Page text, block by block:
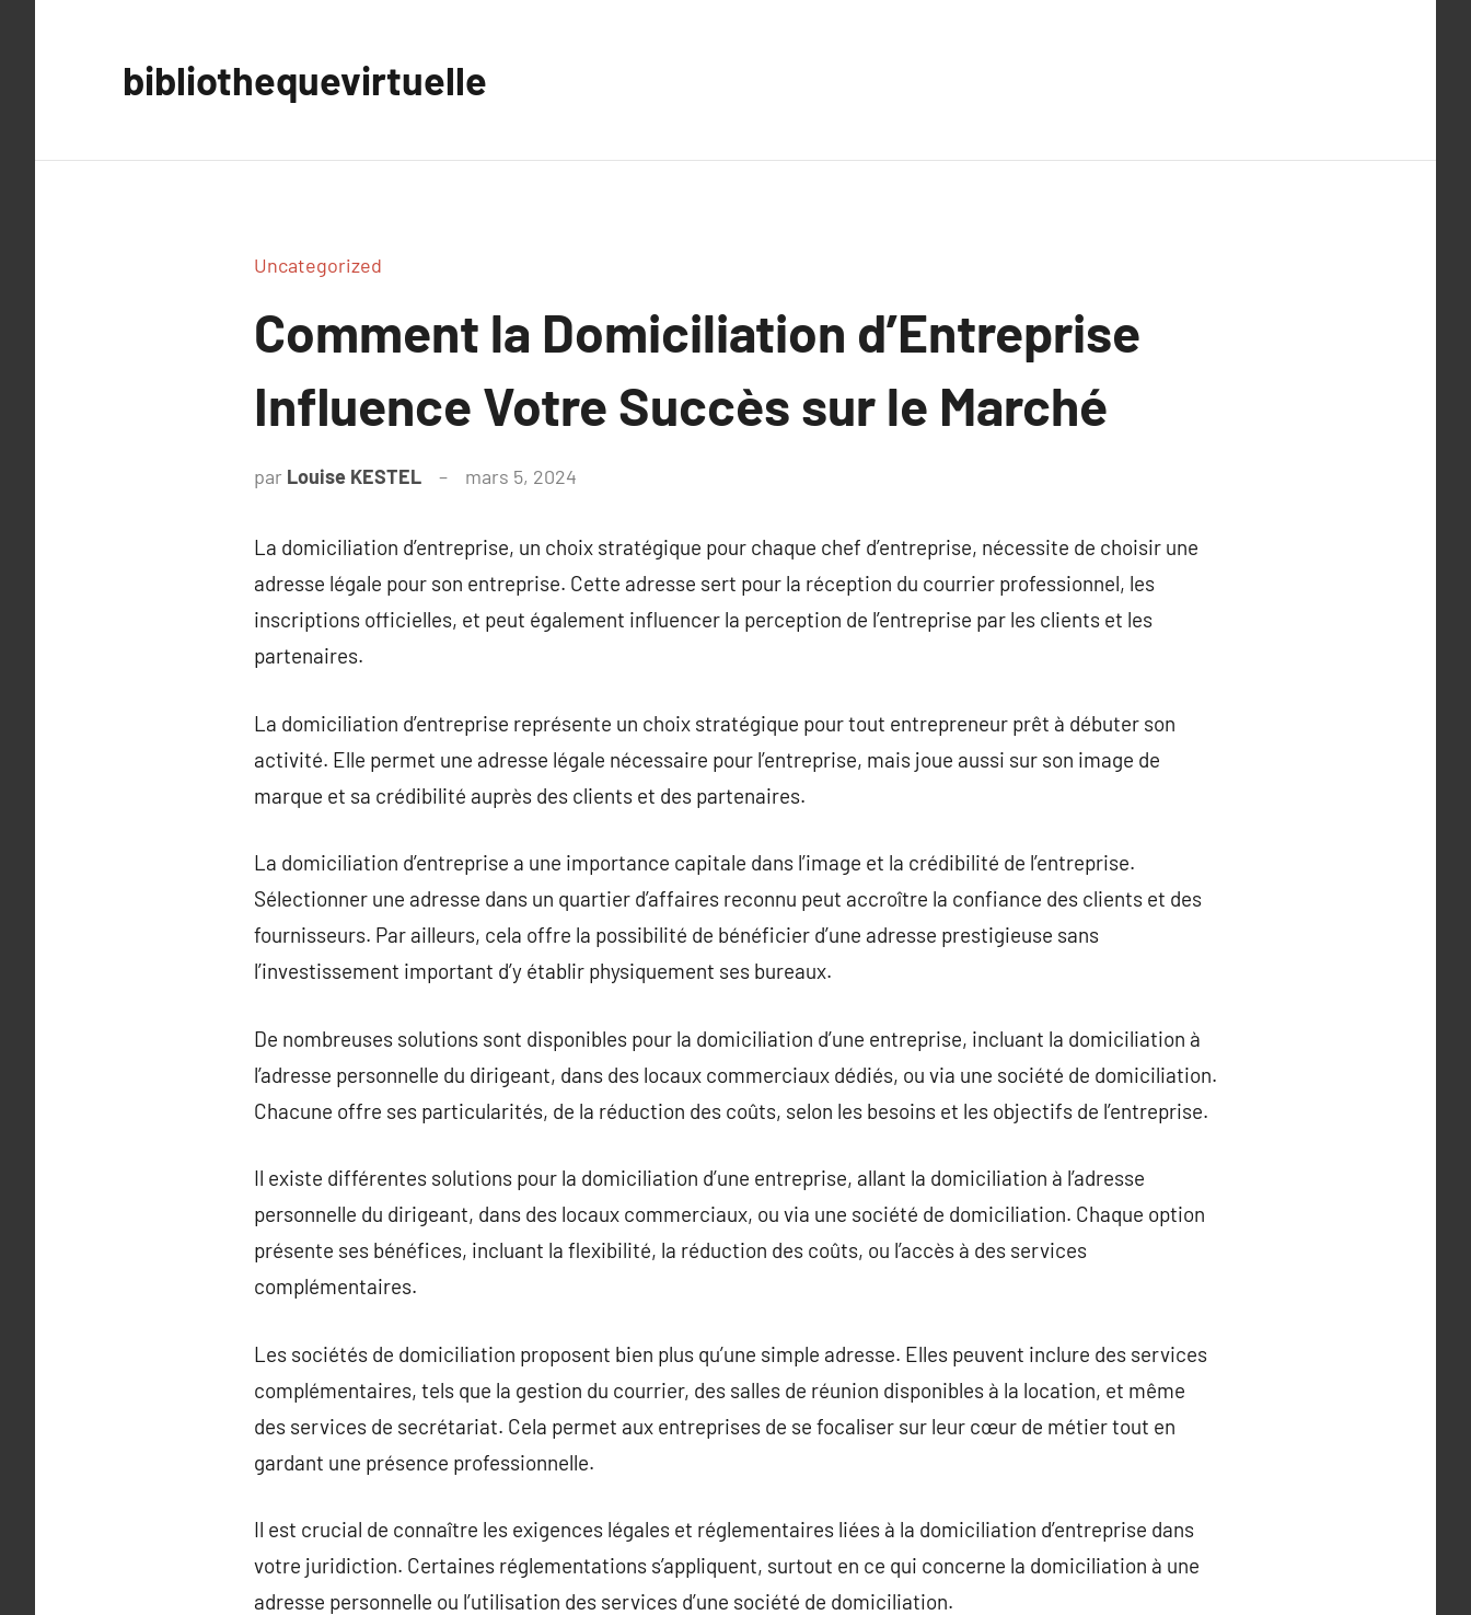
bibliothequevirtuelle
Uncategorized
Comment la Domiciliation d’Entreprise
Influence Votre Succès sur le Marché
par Louise KESTEL mars 5, 2024
La domiciliation d’entreprise, un choix stratégique pour chaque chef d’entreprise, nécessite de choisir une
adresse légale pour son entreprise. Cette adresse sert pour la réception du courrier professionnel, les
inscriptions officielles, et peut également influencer la perception de l’entreprise par les clients et les
partenaires.
La domiciliation d’entreprise représente un choix stratégique pour tout entrepreneur prêt à débuter son
activité. Elle permet une adresse légale nécessaire pour l’entreprise, mais joue aussi sur son image de
marque et sa crédibilité auprès des clients et des partenaires.
La domiciliation d’entreprise a une importance capitale dans l’image et la crédibilité de l’entreprise.
Sélectionner une adresse dans un quartier d’affaires reconnu peut accroître la confiance des clients et des
fournisseurs. Par ailleurs, cela offre la possibilité de bénéficier d’une adresse prestigieuse sans
l’investissement important d’y établir physiquement ses bureaux.
De nombreuses solutions sont disponibles pour la domiciliation d’une entreprise, incluant la domiciliation à
l’adresse personnelle du dirigeant, dans des locaux commerciaux dédiés, ou via une société de domiciliation.
Chacune offre ses particularités, de la réduction des coûts, selon les besoins et les objectifs de l’entreprise.
Il existe différentes solutions pour la domiciliation d’une entreprise, allant la domiciliation à l’adresse
personnelle du dirigeant, dans des locaux commerciaux, ou via une société de domiciliation. Chaque option
présente ses bénéfices, incluant la flexibilité, la réduction des coûts, ou l’accès à des services
complémentaires.
Les sociétés de domiciliation proposent bien plus qu’une simple adresse. Elles peuvent inclure des services
complémentaires, tels que la gestion du courrier, des salles de réunion disponibles à la location, et même
des services de secrétariat. Cela permet aux entreprises de se focaliser sur leur cœur de métier tout en
gardant une présence professionnelle.
Il est crucial de connaître les exigences légales et réglementaires liées à la domiciliation d’entreprise dans
votre juridiction. Certaines réglementations s’appliquent, surtout en ce qui concerne la domiciliation à une
adresse personnelle ou l’utilisation des services d’une société de domiciliation.